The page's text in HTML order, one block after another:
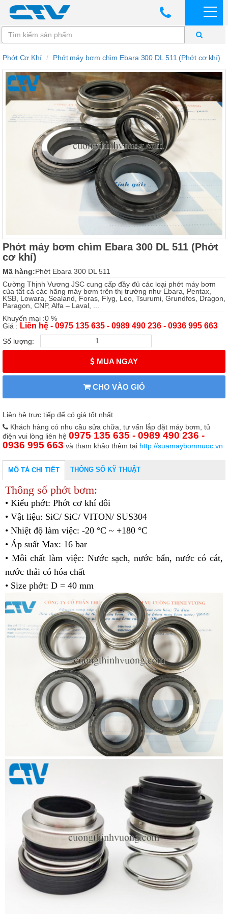
Phớt Cơ Khí Phớt máy bơm chìm Ebara 300 DL 511 (Phớt cơ khí)
Phớt máy bơm chìm Ebara 300 DL 511 (Phớt
cơ khí)
Mã hàng:Phớt Ebara 300 DL 511
Cường Thịnh Vương JSC cung cấp đầy đủ các loại phớt máy bơm
của tất cả các hãng máy bơm trên thị trường như Ebara, Pentax,
KSB, Lowara, Sealand, Foras, Flyg, Leo, Tsurumi, Grundfos, Dragon,
Paragon, CNP, Alfa – Laval, ...
Khuyến mại :0 %
Giá : Liên hệ - 0975 135 635 - 0989 490 236 - 0936 995 663
Số lượng:
MUA NGAY
CHO VÀO GIỎ
Liên hệ trực tiếp để có giá tốt nhất
Khách hàng có nhu cầu sửa chữa, tư vấn lắp đặt máy bơm, tủ
điện vui lòng liên hệ 0975 135 635 - 0989 490 236 -
0936 995 663 và tham khảo thêm tại http://suamaybomnuoc.vn
MÔ TẢ CHI TIẾT THÔNG SỐ KỸ THUẬT
Thông số phớt bơm:
• Kiểu phớt: Phớt cơ khí đôi
• Vật liệu: SiC/ SiC/ VITON/ SUS304
• Nhiệt độ làm việc: -20 °C ~ +180 °C
• Áp suất Max: 16 bar
• Môi chất làm việc: Nước sạch, nước bẩn, nước có cát,
nước thải có hóa chất
• Size phớt: D = 40 mm